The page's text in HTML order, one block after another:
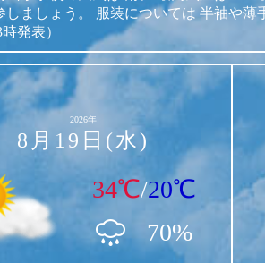
ましょう。
服装については 半袖や薄
発表）
2026年
8月19日(水)
34℃/20℃
70%